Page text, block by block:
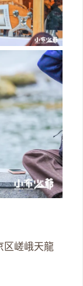
区嵯峨天龍